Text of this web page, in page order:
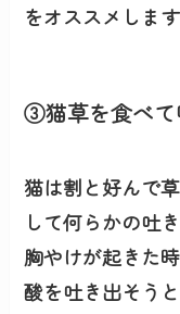
をオススメします
③猫草を食べて
猫は割と好んで
して何らかの吐
胸やけが起きた
酸を吐き出そう